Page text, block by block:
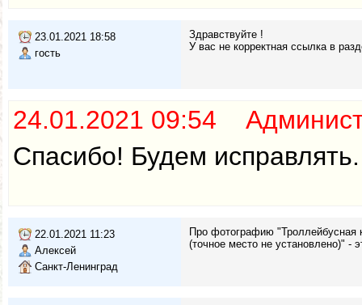
23.01.2021 18:58
гость
Здравствуйте !
У вас не корректная ссылка в
24.01.2021 09:54
Спасибо! Будем исправлять.
22.01.2021 11:23
Алексей
Санкт-Ленинград
Про фотографию "Троллейбусная
(точное место не установлено)" -